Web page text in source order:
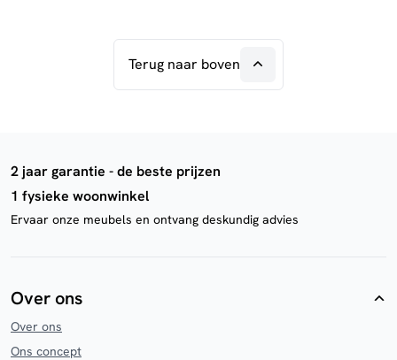
Terug naar boven
2 jaar garantie - de beste prijzen
1 fysieke woonwinkel
Ervaar onze meubels en ontvang deskundig advies
Over ons
Over ons
Ons concept